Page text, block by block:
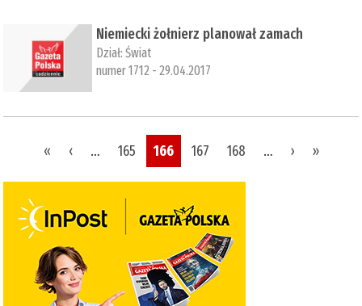
Niemiecki żołnierz planował zamach
Dział:Świat
numer 1712 - 29.04.2017
« ‹ … 165 166 167 168 … › »